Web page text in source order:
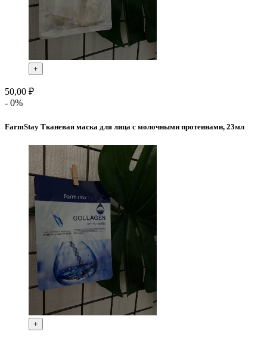
+
50,00 ₽
- 0%
FarmStay Тканевая маска для лица с молочными протеинами, 23мл
+